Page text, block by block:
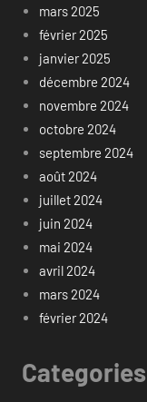
mars 2025
février 2025
janvier 2025
décembre 2024
novembre 2024
octobre 2024
septembre 2024
août 2024
juillet 2024
juin 2024
mai 2024
avril 2024
mars 2024
février 2024
Categories